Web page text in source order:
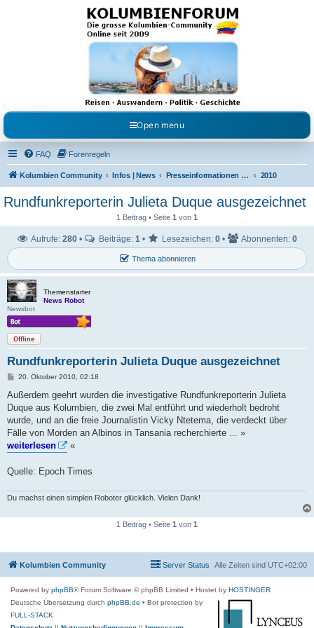
Kolumbienforum - Das
grosse Forum der
Freunde Kolumbiens
Reisen, Auswandern, Kultur, Politik, Geschichte und Visum in Kolumbien und Venezuela.
Austausch, Erfahrungen und Gemeinschaft im Kolumbienforum
Open menu
FAQ Forenregeln
Kolumbien Community Infos | News Presseinformationen & Neuigkeiten 2010
Rundfunkreporterin Julieta Duque ausgezeichnet
1 Beitrag • Seite 1 von 1
Thema abonnieren
Aufrufe: 280 • Beiträge: 1 • Lesezeichen: 0 • Abonnenten: 0
Themenstarter
News Robot
Newsbot
Offline
Rundfunkreporterin Julieta Duque ausgezeichnet
B
r
a
20. Oktober 2010, 02:18
Außerdem geehrt wurden die investigative Rundfunkreporterin Julieta
Duque aus Kolumbien, die zwei Mal entführt und wiederholt bedroht
wurde, und an die freie Journalistin Vicky Ntetema, die verdeckt über
Fälle von Morden an Albinos in Tansania recherchierte ... »
weiterlesen
«
Quelle: Epoch Times
Du machst einen simplen Roboter glücklich. Vielen Dank!
1 Beitrag • Seite 1 von 1
Kolumbien Community Alle Zeiten sind UTC+02:00
Server Status
Powered by phpBB® Forum Software © phpBB Limited • Hostet by HOSTINGER
Deutsche Übersetzung durch phpBB.de • Bot protection by
FULL-STACK